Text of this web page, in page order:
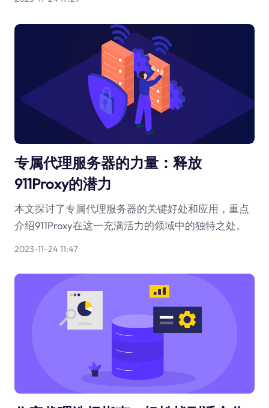
专属代理服务器的力量：释放
911Proxy的潜力
本文探讨了专属代理服务器的关键好处和应用，重点
介绍911Proxy在这一充满活力的领域中的独特之处。
2023-11-24 11:47